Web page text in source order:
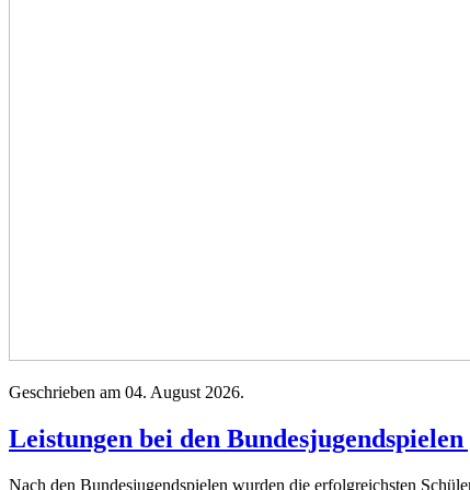
Geschrieben am 04. August 2026.
Leistungen bei den
Nach den Bundesjugendspielen wurden die erfolgreichsten